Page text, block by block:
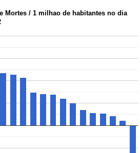
Mortes / 1 milhao de habitantes no dia